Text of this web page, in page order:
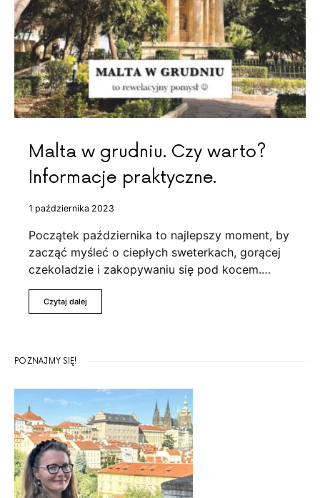
Malta w grudniu. Czy warto?
Informacje praktyczne.
1 października 2023
Początek października to najlepszy moment, by
zacząć myśleć o ciepłych sweterkach, gorącej
czekoladzie i zakopywaniu się pod kocem.…
Czytaj dalej
POZNAJMY SIĘ!